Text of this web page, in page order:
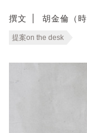
撰文 胡金倫（
提案on the desk